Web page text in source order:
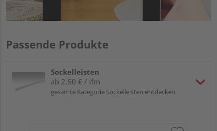
Passende Produkte
Sockelleisten
ab 2,60 € / lfm
gesamte Kategorie Sockelleisten entdecken